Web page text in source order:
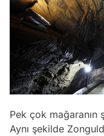
Pek çok mağaranın
Aynı şekilde